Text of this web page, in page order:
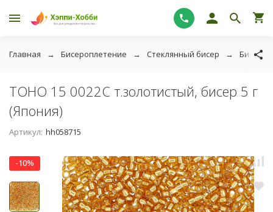
Главная Бисероплетение Стеклянный бисер Бисер
TOHO 15 0022С т.золотистый, бисер 5 г
(Япония)
Артикул: hh058715
-10%